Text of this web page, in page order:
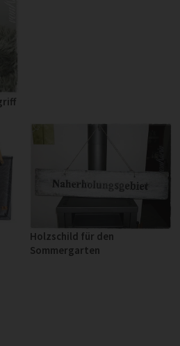
Holzschild für den
Sommergarten